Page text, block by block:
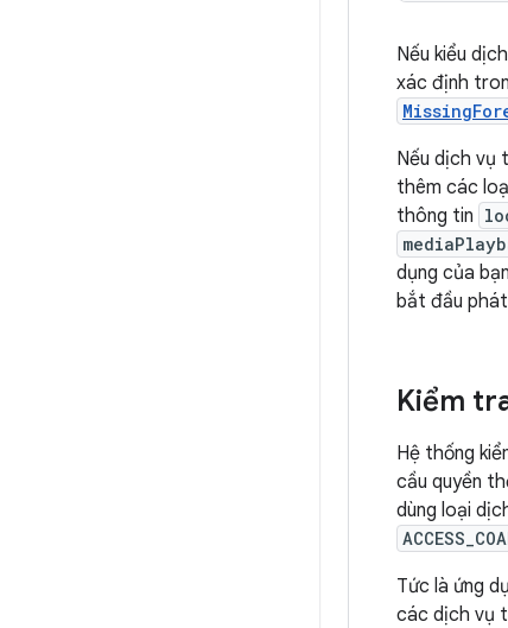
Nếu kiểu
xác định
Nếu dịch vụ
thêm các
thông tin
dụng của
bắt đầu
Kiểm
Hệ thống
cầu quyền
dùng loại
Tức là ứng
các dịch vụ